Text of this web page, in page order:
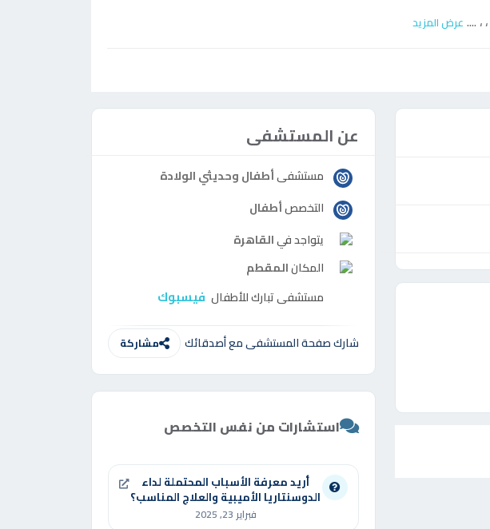
،،.... عرض المزيد
عن المستشفى
مستشفىأطفال وحديثي الولادة
التخصصأطفال
يتواجد فيالقاهرة
المكانالمقطم
مستشفى تبارك للأطفال فيسبوك
شارك صفحة المستشفى مع أصدقائك مشاركة
استشارات من نفس التخصص
أريد معرفة الأسباب المحتملة لداء
الدوسنتاريا الأميبية والعلاج المناسب؟
فبراير 23, 2025